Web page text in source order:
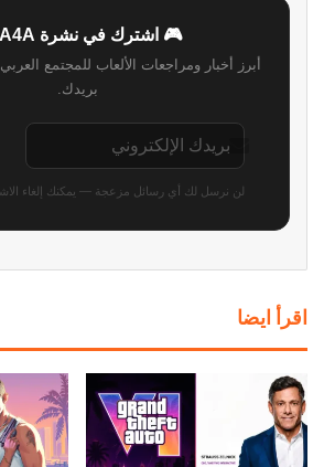
🎮 اشترك في نشرة VGA4A
أبرز أخبار ومراجعات الألعاب للمجتمع
بريدك.
لن نرسل لك أي رسائل مزعجة — يمكنك إلغاء
اقرأ ايضا